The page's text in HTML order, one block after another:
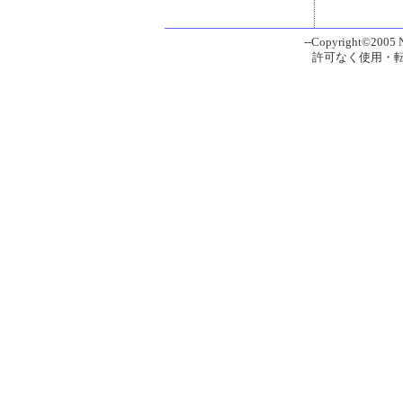
--Copyright©2005
許可なく使用・